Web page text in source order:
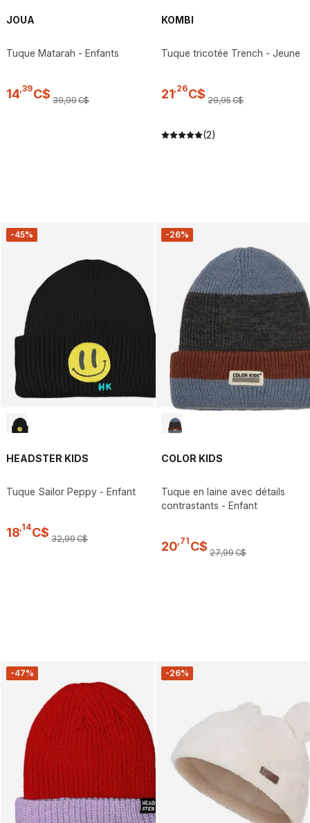
JOUA
Tuque Matarah - Enfants
14,39C$ 39,99C$
KOMBI
Tuque tricotée Trench - Jeune
21,26C$ 29,95C$
(2)
-45%
HEADSTER KIDS
Tuque Sailor Peppy - Enfant
18 14C$ 32,99C$
-26%
COLOR KIDS
Tuque en laine avec détails
contrastants - Enfant
20 71 C$ 27,99C$
-47% -26%